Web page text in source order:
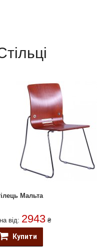
Мальта
від: 2943 ₴
Купити